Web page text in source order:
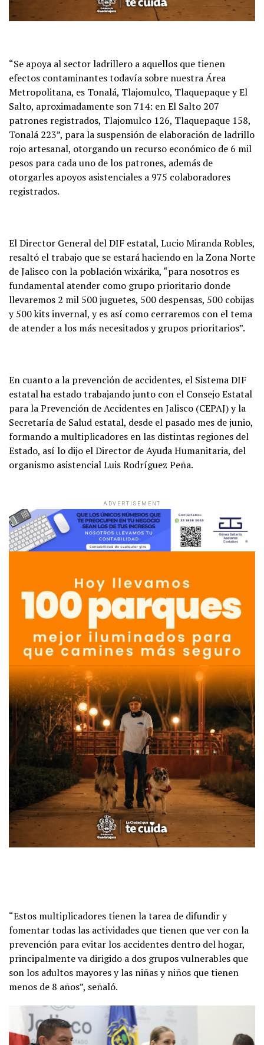
“Se apoya al sector ladrillero a aquellos que tienen
efectos contaminantes todavía sobre nuestra Área
Metropolitana, es Tonalá, Tlajomulco, Tlaquepaque y El
Salto, aproximadamente son 714: en El Salto 207
patrones registrados, Tlajomulco 126, Tlaquepaque 158,
Tonalá 223”, para la suspensión de elaboración de ladrillo
rojo artesanal, otorgando un recurso económico de 6 mil
pesos para cada uno de los patrones, además de
otorgarles apoyos asistenciales a 975 colaboradores
registrados.
El Director General del DIF estatal, Lucio Miranda Robles,
resaltó el trabajo que se estará haciendo en la Zona Norte
de Jalisco con la población wixárika, “para nosotros es
fundamental atender como grupo prioritario donde
llevaremos 2 mil 500 juguetes, 500 despensas, 500 cobijas
y 500 kits invernal, y es así como cerraremos con el tema
de atender a los más necesitados y grupos prioritarios”.
En cuanto a la prevención de accidentes, el Sistema DIF
estatal ha estado trabajando junto con el Consejo Estatal
para la Prevención de Accidentes en Jalisco (CEPAJ) y la
Secretaría de Salud estatal, desde el pasado mes de junio,
formando a multiplicadores en las distintas regiones del
Estado, así lo dijo el Director de Ayuda Humanitaria, del
organismo asistencial Luis Rodríguez Peña.
ADVERTISEMENT
“Estos multiplicadores tienen la tarea de difundir y
fomentar todas las actividades que tienen que ver con la
prevención para evitar los accidentes dentro del hogar,
principalmente va dirigido a dos grupos vulnerables que
son los adultos mayores y las niñas y niños que tienen
menos de 8 años”, señaló.